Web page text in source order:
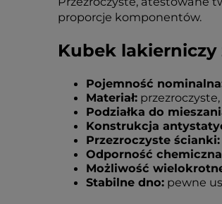
proporcje komponentów.
Kubek lakierniczy
Pojemność
Materiał:
Podziałka do
Konstrukcja
Przezroczyste ścianki:
Odporność
Możliwość
Stabilne dno: pewne